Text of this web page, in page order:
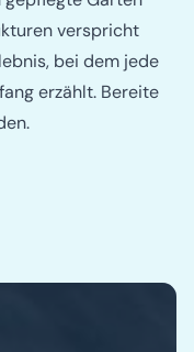
verspricht
bei dem jede
erzählt. Bereite